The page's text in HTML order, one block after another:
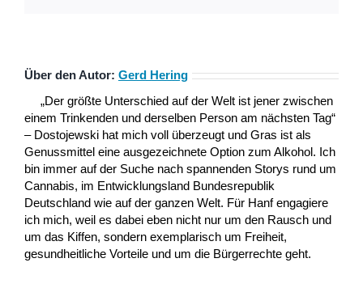
Über den Autor: Gerd Hering
„Der größte Unterschied auf der Welt ist jener zwischen
einem Trinkenden und derselben Person am nächsten Tag“
– Dostojewski hat mich voll überzeugt und Gras ist als
Genussmittel eine ausgezeichnete Option zum Alkohol. Ich
bin immer auf der Suche nach spannenden Storys rund um
Cannabis, im Entwicklungsland Bundesrepublik
Deutschland wie auf der ganzen Welt. Für Hanf engagiere
ich mich, weil es dabei eben nicht nur um den Rausch und
um das Kiffen, sondern exemplarisch um Freiheit,
gesundheitliche Vorteile und um die Bürgerrechte geht.